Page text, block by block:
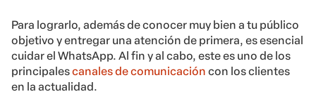
Para lograrlo, además de conocer muy bien a tu público
objetivo y entregar una atención de primera, es esencial
cuidar el WhatsApp. Al fin y al cabo, este es uno de los
principalescanales de comunicación con los clientes
en la actualidad.